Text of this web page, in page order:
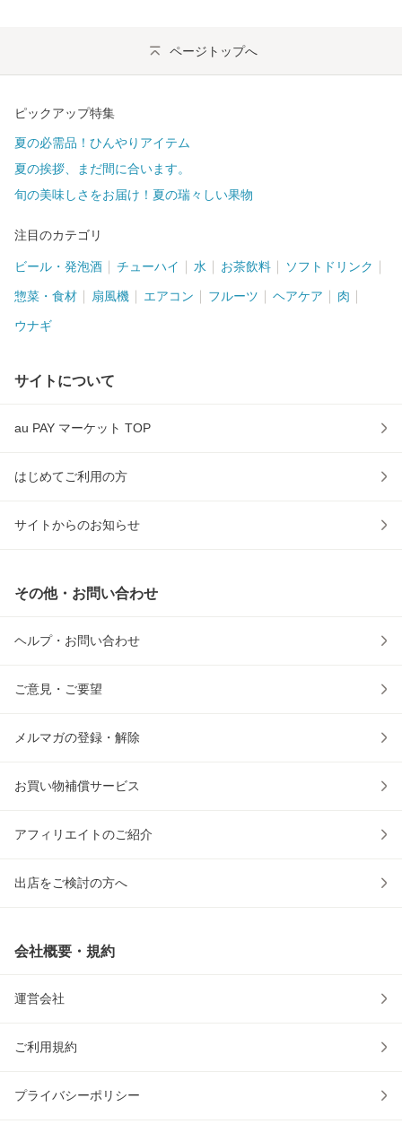
ページトップへ
ピックアップ特集
夏の必需品！ひんやりアイテム
夏の挨拶、まだ間に合います。
旬の美味しさをお届け！夏の瑞々しい果物
注目のカテゴリ
ビール・発泡酒 チューハイ 水 お茶飲料 ソフトドリンク
惣菜・食材 扇風機 エアコン フルーツ ヘアケア 肉
ウナギ
サイトについて
au PAY マーケット TOP
はじめてご利用の方
サイトからのお知らせ
その他・お問い合わせ
ヘルプ・お問い合わせ
ご意見・ご要望
メルマガの登録・解除
お買い物補償サービス
アフィリエイトのご紹介
出店をご検討の方へ
会社概要・規約
運営会社
ご利用規約
プライバシーポリシー